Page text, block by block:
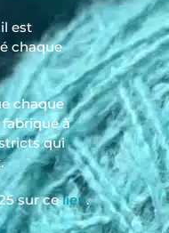
est
chaque
chaque
à
qui
sur celien.